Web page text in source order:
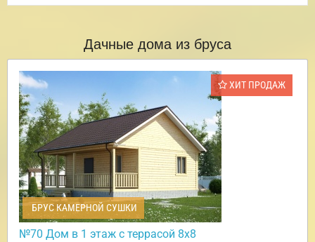
Дачные дома из бруса
ХИТ ПРОДАЖ
БРУС КАМЕРНОЙ СУШКИ
№70 Дом в 1 этаж с террасой 8х8